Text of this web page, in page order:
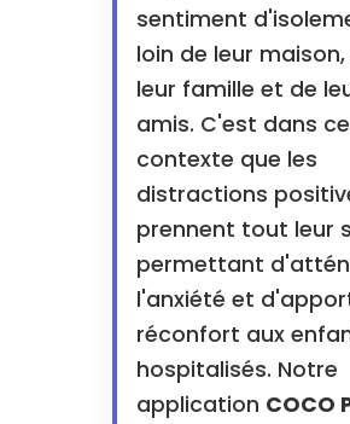
sentiment
loin de leur maison,
leur famille et de
amis. C'est dans ce
contexte que les
distractions
prennent tout leur
permettant
l'anxiété et
réconfort aux
hospitalisés. Notre
application COCO